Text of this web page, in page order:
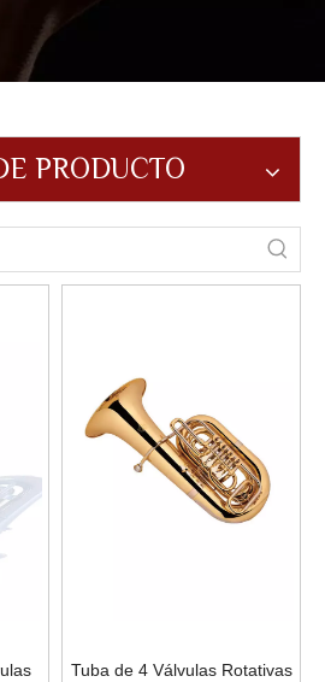
PRODUCTO
Tuba de 4 Válvulas Rotativas